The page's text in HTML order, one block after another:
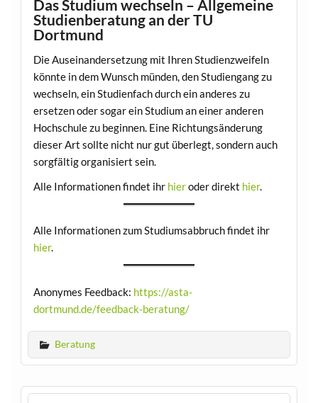
Das Studium wechseln – Allgemeine
Studienberatung an der TU
Dortmund
Die Auseinandersetzung mit Ihren Studienzweifeln
könnte in dem Wunsch münden, den Studiengang zu
wechseln, ein Studienfach durch ein anderes zu
ersetzen oder sogar ein Studium an einer anderen
Hochschule zu beginnen. Eine Richtungsänderung
dieser Art sollte nicht nur gut überlegt, sondern auch
sorgfältig organisiert sein.
Alle Informationen findet ihr hieroder direkt hier.
Alle Informationen zum Studiumsabbruch findet ihr
hier.
Anonymes Feedback: https://asta-
dortmund.de/feedback-beratung/
Beratung